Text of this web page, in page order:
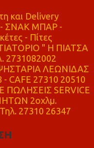
και Delivery
- ΣΝΑΚ ΜΠΑΡ -
- Πίτες
" Η ΠΙΑΤΣΑ
ΛΕΩΝΙΔΑΣ
CAFE 27310 20510
SERVICE
2οχλμ.
27310 26347